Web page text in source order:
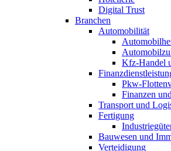
Digital Trust
Branchen
Automobilität
Kfz-Handel
Finanzen
Transport und
Fertigung
Bauwesen und
Verteidigung